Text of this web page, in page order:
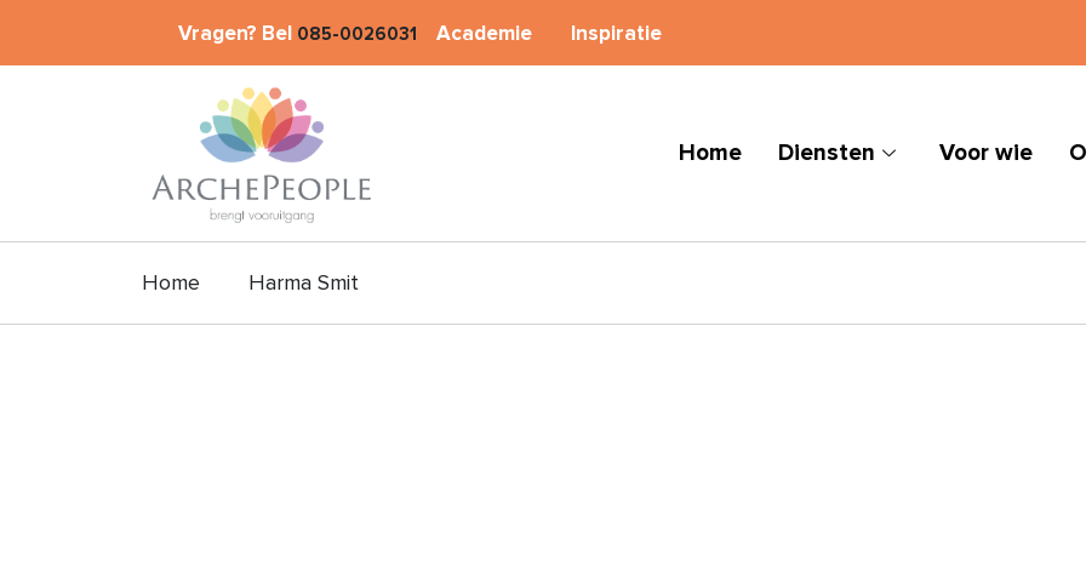
Vragen? Bel 085-0026031 Academie Inspiratie
Home Diensten Voor wie
Home Harma Smit